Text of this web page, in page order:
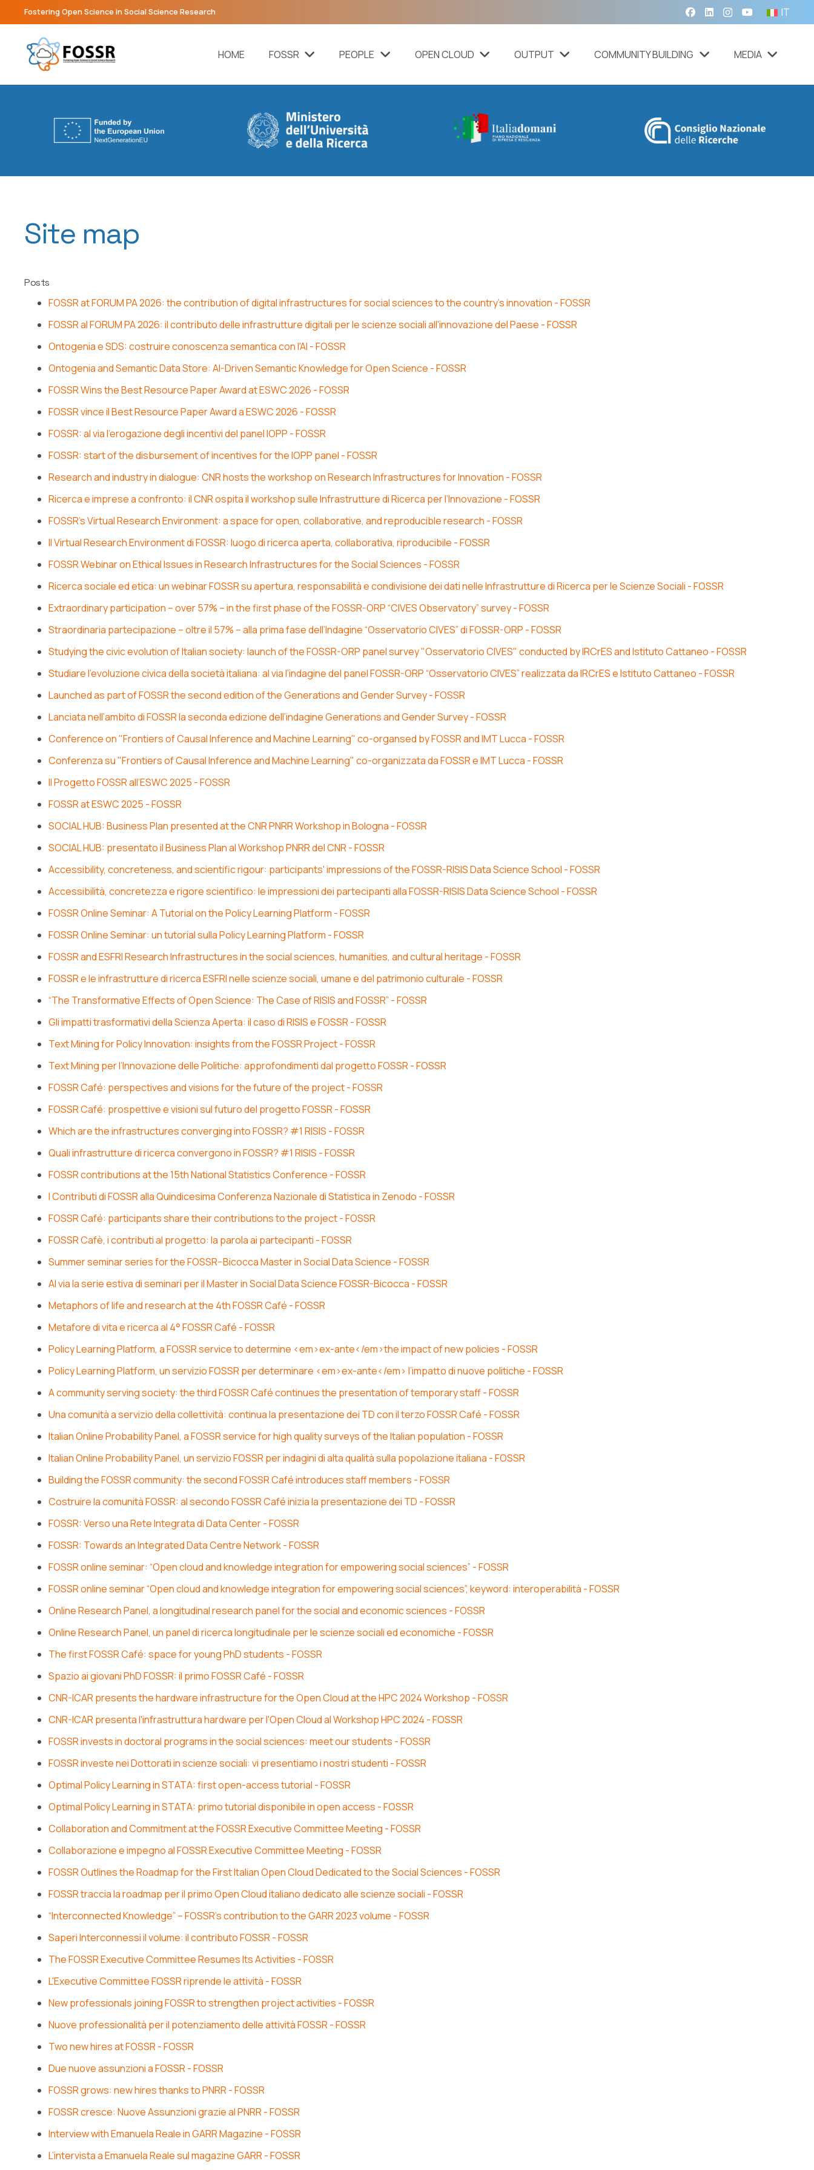
Fostering Open Science in Social Science Research IT
HOME FOSSR PEOPLE OPEN CLOUD OUTPUT COMMUNITY BUILDING MEDIA
Site map
Posts
FOSSR at FORUM PA 2026: the contribution of digital infrastructures for social sciences to the country's innovation - FOSSR
FOSSR al FORUM PA 2026: il contributo delle infrastrutture digitali per le scienze sociali all'innovazione del Paese - FOSSR
Ontogenia e SDS: costruire conoscenza semantica con l'AI - FOSSR
Ontogenia and Semantic Data Store: AI-Driven Semantic Knowledge for Open Science - FOSSR
FOSSR Wins the Best Resource Paper Award at ESWC 2026 - FOSSR
FOSSR vince il Best Resource Paper Award a ESWC 2026 - FOSSR
FOSSR: al via l’erogazione degli incentivi del panel IOPP - FOSSR
FOSSR: start of the disbursement of incentives for the IOPP panel - FOSSR
Research and industry in dialogue: CNR hosts the workshop on Research Infrastructures for Innovation - FOSSR
Ricerca e imprese a confronto: il CNR ospita il workshop sulle Infrastrutture di Ricerca per l’Innovazione - FOSSR
FOSSR’s Virtual Research Environment: a space for open, collaborative, and reproducible research - FOSSR
Il Virtual Research Environment di FOSSR: luogo di ricerca aperta, collaborativa, riproducibile - FOSSR
FOSSR Webinar on Ethical Issues in Research Infrastructures for the Social Sciences - FOSSR
Ricerca sociale ed etica: un webinar FOSSR su apertura, responsabilità e condivisione dei dati nelle Infrastrutture di Ricerca per le Scienze Sociali - FOSSR
Extraordinary participation – over 57% – in the first phase of the FOSSR-ORP “CIVES Observatory” survey - FOSSR
Straordinaria partecipazione – oltre il 57% – alla prima fase dell’Indagine “Osservatorio CIVES” di FOSSR-ORP - FOSSR
Studying the civic evolution of Italian society: launch of the FOSSR-ORP panel survey "Osservatorio CIVES" conducted by IRCrES and Istituto Cattaneo - FOSSR
Studiare l’evoluzione civica della società italiana: al via l’indagine del panel FOSSR-ORP “Osservatorio CIVES” realizzata da IRCrES e Istituto Cattaneo - FOSSR
Launched as part of FOSSR the second edition of the Generations and Gender Survey - FOSSR
Lanciata nell’ambito di FOSSR la seconda edizione dell’indagine Generations and Gender Survey - FOSSR
Conference on "Frontiers of Causal Inference and Machine Learning" co-organsed by FOSSR and IMT Lucca - FOSSR
Conferenza su "Frontiers of Causal Inference and Machine Learning" co-organizzata da FOSSR e IMT Lucca - FOSSR
Il Progetto FOSSR all’ESWC 2025 - FOSSR
FOSSR at ESWC 2025 - FOSSR
SOCIAL HUB: Business Plan presented at the CNR PNRR Workshop in Bologna - FOSSR
SOCIAL HUB: presentato il Business Plan al Workshop PNRR del CNR - FOSSR
Accessibility, concreteness, and scientific rigour: participants' impressions of the FOSSR-RISIS Data Science School - FOSSR
Accessibilità, concretezza e rigore scientifico: le impressioni dei partecipanti alla FOSSR-RISIS Data Science School - FOSSR
FOSSR Online Seminar: A Tutorial on the Policy Learning Platform - FOSSR
FOSSR Online Seminar: un tutorial sulla Policy Learning Platform - FOSSR
FOSSR and ESFRI Research Infrastructures in the social sciences, humanities, and cultural heritage - FOSSR
FOSSR e le infrastrutture di ricerca ESFRI nelle scienze sociali, umane e del patrimonio culturale - FOSSR
“The Transformative Effects of Open Science: The Case of RISIS and FOSSR” - FOSSR
Gli impatti trasformativi della Scienza Aperta: il caso di RISIS e FOSSR - FOSSR
Text Mining for Policy Innovation: insights from the FOSSR Project - FOSSR
Text Mining per l’Innovazione delle Politiche: approfondimenti dal progetto FOSSR - FOSSR
FOSSR Café: perspectives and visions for the future of the project - FOSSR
FOSSR Café: prospettive e visioni sul futuro del progetto FOSSR - FOSSR
Which are the infrastructures converging into FOSSR? #1 RISIS - FOSSR
Quali infrastrutture di ricerca convergono in FOSSR? #1 RISIS - FOSSR
FOSSR contributions at the 15th National Statistics Conference - FOSSR
I Contributi di FOSSR alla Quindicesima Conferenza Nazionale di Statistica in Zenodo - FOSSR
FOSSR Café: participants share their contributions to the project - FOSSR
FOSSR Cafè, i contributi al progetto: la parola ai partecipanti - FOSSR
Summer seminar series for the FOSSR–Bicocca Master in Social Data Science - FOSSR
Al via la serie estiva di seminari per il Master in Social Data Science FOSSR-Bicocca - FOSSR
Metaphors of life and research at the 4th FOSSR Café - FOSSR
Metafore di vita e ricerca al 4° FOSSR Café - FOSSR
Policy Learning Platform, a FOSSR service to determine <em>ex-ante</em>the impact of new policies - FOSSR
Policy Learning Platform, un servizio FOSSR per determinare <em>ex-ante</em> l’impatto di nuove politiche - FOSSR
A community serving society: the third FOSSR Café continues the presentation of temporary staff - FOSSR
Una comunità a servizio della collettività: continua la presentazione dei TD con il terzo FOSSR Café - FOSSR
Italian Online Probability Panel, a FOSSR service for high quality surveys of the Italian population - FOSSR
Italian Online Probability Panel, un servizio FOSSR per indagini di alta qualità sulla popolazione italiana - FOSSR
Building the FOSSR community: the second FOSSR Café introduces staff members - FOSSR
Costruire la comunità FOSSR: al secondo FOSSR Café inizia la presentazione dei TD - FOSSR
FOSSR: Verso una Rete Integrata di Data Center - FOSSR
FOSSR: Towards an Integrated Data Centre Network - FOSSR
FOSSR online seminar: “Open cloud and knowledge integration for empowering social sciences” - FOSSR
FOSSR online seminar “Open cloud and knowledge integration for empowering social sciences”, keyword: interoperabilità - FOSSR
Online Research Panel, a longitudinal research panel for the social and economic sciences - FOSSR
Online Research Panel, un panel di ricerca longitudinale per le scienze sociali ed economiche - FOSSR
The first FOSSR Café: space for young PhD students - FOSSR
Spazio ai giovani PhD FOSSR: il primo FOSSR Café - FOSSR
CNR-ICAR presents the hardware infrastructure for the Open Cloud at the HPC 2024 Workshop - FOSSR
CNR-ICAR presenta l'infrastruttura hardware per l'Open Cloud al Workshop HPC 2024 - FOSSR
FOSSR invests in doctoral programs in the social sciences: meet our students - FOSSR
FOSSR investe nei Dottorati in scienze sociali: vi presentiamo i nostri studenti - FOSSR
Optimal Policy Learning in STATA: first open-access tutorial - FOSSR
Optimal Policy Learning in STATA: primo tutorial disponibile in open access - FOSSR
Collaboration and Commitment at the FOSSR Executive Committee Meeting - FOSSR
Collaborazione e impegno al FOSSR Executive Committee Meeting - FOSSR
FOSSR Outlines the Roadmap for the First Italian Open Cloud Dedicated to the Social Sciences - FOSSR
FOSSR traccia la roadmap per il primo Open Cloud italiano dedicato alle scienze sociali - FOSSR
“Interconnected Knowledge” – FOSSR’s contribution to the GARR 2023 volume - FOSSR
Saperi Interconnessi il volume: il contributo FOSSR - FOSSR
The FOSSR Executive Committee Resumes Its Activities - FOSSR
L'Executive Committee FOSSR riprende le attività - FOSSR
New professionals joining FOSSR to strengthen project activities - FOSSR
Nuove professionalità per il potenziamento delle attività FOSSR - FOSSR
Two new hires at FOSSR - FOSSR
Due nuove assunzioni a FOSSR - FOSSR
FOSSR grows: new hires thanks to PNRR - FOSSR
FOSSR cresce: Nuove Assunzioni grazie al PNRR - FOSSR
Interview with Emanuela Reale in GARR Magazine - FOSSR
L’intervista a Emanuela Reale sul magazine GARR - FOSSR